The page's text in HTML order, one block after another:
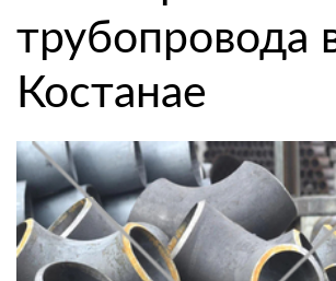
трубопровода
Костанае